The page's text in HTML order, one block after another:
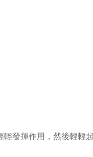
發揮作用，然後輕輕